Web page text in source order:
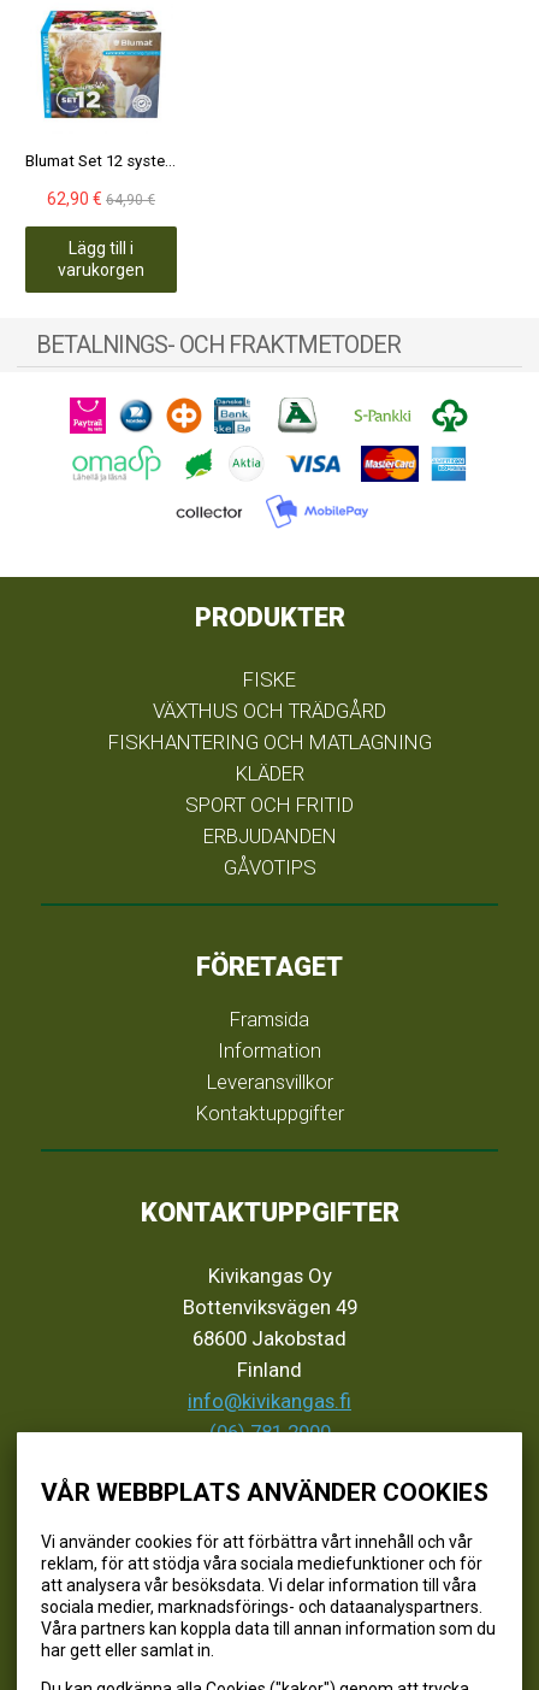
VÅR WEBBPLATS ANVÄNDER COOKIES
Vi använder cookies för att förbättra vårt innehåll och vår
reklam, för att stödja våra sociala mediefunktioner och för
att analysera vår besöksdata. Vi delar information till våra
sociala medier, marknadsförings- och dataanalyspartners.
Våra partners kan koppla data till annan information som du
har gett eller samlat in.
62,90 € 64,90 €
Lägg till i
varukorgen
BETALNINGS- OCH FRAKTMETODER
PRODUKTER
FISKE
VÄXTHUS OCH TRÄDGÅRD
FISKHANTERING OCH MATLAGNING
KLÄDER
SPORT OCH FRITID
ERBJUDANDEN
GÅVOTIPS
FÖRETAGET
Framsida
Information
Leveransvillkor
Kontaktuppgifter
KONTAKTUPPGIFTER
Kivikangas Oy
Bottenviksvägen 49
68600 Jakobstad
Finland
info@kivikangas.fi
(06) 781 2900
SEURAA MEITÄ
@kivikangaskalastus
@kivikangaskasvihuoneet
@kivikangas_kalastus
@kivikangaskasvihuoneet